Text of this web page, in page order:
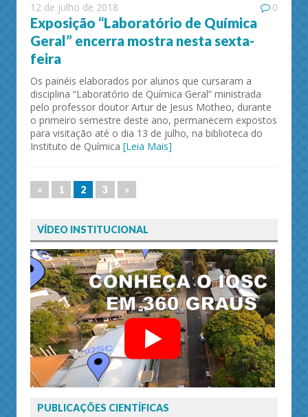
12 de julho de 2018 0
Exposição “Laboratório de Química
Geral” encerra mostra nesta sexta-
feira
Os painéis elaborados por alunos que cursaram a
disciplina “Laboratório de Química Geral” ministrada
pelo professor doutor Artur de Jesus Motheo, durante
o primeiro semestre deste ano, permanecem expostos
para visitação até o dia 13 de julho, na biblioteca do
Instituto de Química [Leia Mais]
« 1 2 3 »
VÍDEO INSTITUCIONAL
PUBLICAÇÕES CIENTÍFICAS